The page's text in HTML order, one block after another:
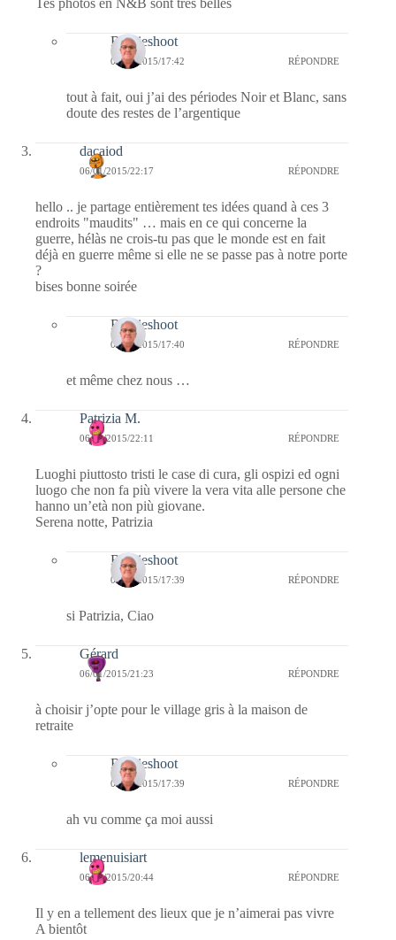
Tes photos en N&B sont très belles
Bernieshoot
08/01/2015/17:42 RÉPONDRE
tout à fait, oui j’ai des périodes Noir et Blanc, sans
doute des restes de l’argentique
dacaiod
06/01/2015/22:17 RÉPONDRE
hello .. je partage entièrement tes idées quand à ces 3
endroits "maudits" … mais en ce qui concerne la
guerre, hélàs ne crois-tu pas que le monde est en fait
déjà en guerre même si elle ne se passe pas à notre porte
?
bises bonne soirée
Bernieshoot
08/01/2015/17:40 RÉPONDRE
et même chez nous …
Patrizia M.
06/01/2015/22:11 RÉPONDRE
Luoghi piuttosto tristi le case di cura, gli ospizi ed ogni
luogo che non fa più vivere la vera vita alle persone che
hanno un’età non più giovane.
Serena notte, Patrizia
Bernieshoot
08/01/2015/17:39 RÉPONDRE
si Patrizia, Ciao
Gérard
06/01/2015/21:23 RÉPONDRE
à choisir j’opte pour le village gris à la maison de
retraite
Bernieshoot
08/01/2015/17:39 RÉPONDRE
ah vu comme ça moi aussi
lemenuisiart
06/01/2015/20:44 RÉPONDRE
Il y en a tellement des lieux que je n’aimerai pas vivre
A bientôt